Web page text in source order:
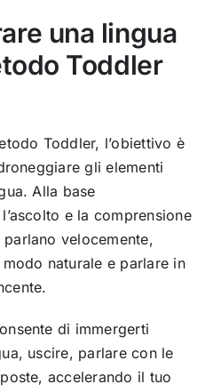
una lingua
Toddler
Toddler, l’obiettivo è
gli elementi
Alla base
l’ascolto e la comprensione
velocemente,
naturale e parlare in
di immergerti
uscire, parlare con le
accelerando il tuo